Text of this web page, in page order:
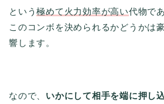
という極めて火力効率が高い代物で
このコンボを決められるかどうかは
響します。
なので、 いかにして相手を端に押し